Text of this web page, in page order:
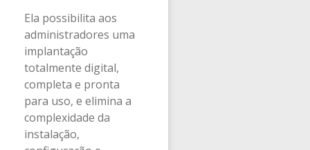
Ela possibilita aos
administradores uma
implantação
totalmente digital,
completa e pronta
para uso, e elimina a
complexidade da
instalação,